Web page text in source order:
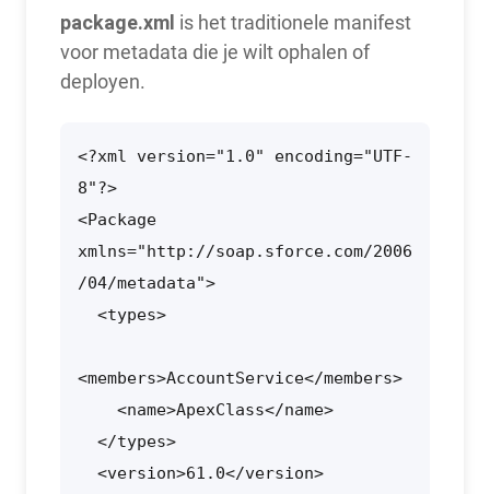
package.xml is het traditionele manifest
voor metadata die je wilt ophalen of
deployen.
<?xml version="1.0" encoding="UTF-
8"?>
<Package
xmlns="http://soap.sforce.com/2006
/04/metadata">
<members>AccountService</members>